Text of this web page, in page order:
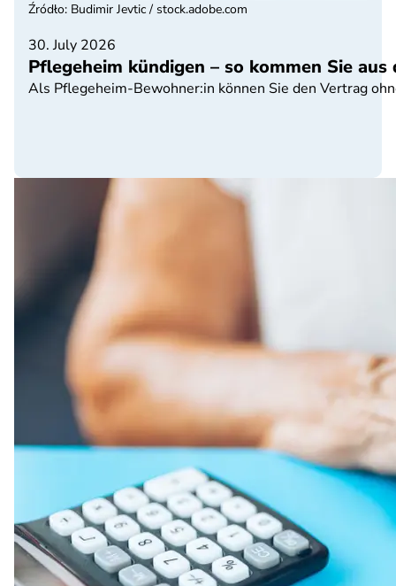
30. July 2026
Pflegeheim kündigen – so kommen Sie
Als Pflegeheim-Bewohner:in können Sie den Vertrag
Źródło: Budimir Jevtic / stock.adobe.com